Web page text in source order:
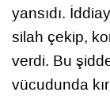
yansıdı.
silah çekip,
verdi. Bu
vücudunda